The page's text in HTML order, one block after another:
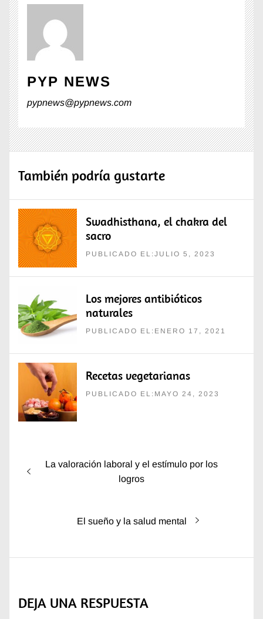
PYP NEWS
pypnews@pypnews.com
También podría gustarte
Swadhisthana, el chakra del
sacro
PUBLICADO EL:JULIO 5, 2023
Los mejores antibióticos
naturales
PUBLICADO EL:ENERO 17, 2021
Recetas vegetarianas
PUBLICADO EL:MAYO 24, 2023
Navegación
de
Entrada
La valoración laboral y el estímulo por los
logros
Entrada
El sueño y la salud mental
DEJA UNA RESPUESTA